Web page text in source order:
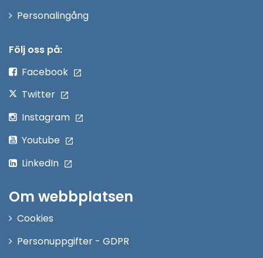
PersonalingångÖppna
Följ oss på:
Facebook
Twitter
Instagram
Youtube
LinkedIn
Om webbplatsen
Cookies
Personuppgifter - GDPR